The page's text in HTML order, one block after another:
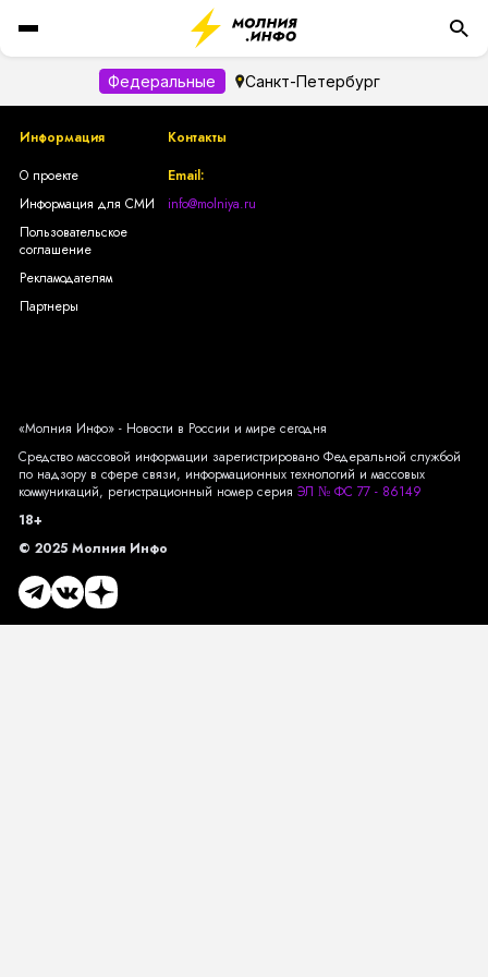
Федеральные Санкт-Петербург
Информация
Контакты
О проекте
Информация для СМИ
Пользовательское
соглашение
Рекламодателям
Партнеры
Email:
info@molniya.ru
«Молния Инфо» - Новости в России и мире сегодня
Средство массовой информации зарегистрировано Федеральной службой
по надзору в сфере связи, информационных технологий и массовых
коммуникаций, регистрационный номер серия ЭЛ № ФС 77 - 86149
18+
© 2025 Молния Инфо